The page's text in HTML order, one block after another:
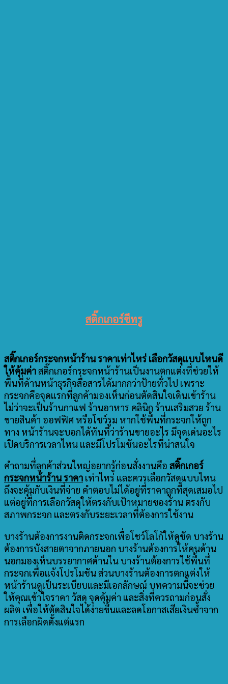
สติ๊กเกอร์ซีทรู
สติ๊กเกอร์กระจกหน้าร้าน ราคาเท่าไหร่ เลือกวัสดุแบบไหนดี
ให้คุ้มค่าสติ๊กเกอร์กระจกหน้าร้านเป็นงานตกแต่งที่ช่วยให้
พื้นที่ด้านหน้าธุรกิจสื่อสารได้มากกว่าป้ายทั่วไป เพราะ
กระจกคือจุดแรกที่ลูกค้ามองเห็นก่อนตัดสินใจเดินเข้าร้าน
ไม่ว่าจะเป็นร้านกาแฟ ร้านอาหาร คลินิก ร้านเสริมสวย ร้าน
ขายสินค้า ออฟฟิศ หรือโชว์รูม หากใช้พื้นที่กระจกให้ถูก
ทาง หน้าร้านจะบอกได้ทันทีว่าร้านขายอะไร มีจุดเด่นอะไร
เปิดบริการเวลาไหน และมีโปรโมชันอะไรที่น่าสนใจ
คำถามที่ลูกค้าส่วนใหญ่อยากรู้ก่อนสั่งงานคือ สติ๊กเกอร์
กระจกหน้าร้าน ราคา เท่าไหร่ และควรเลือกวัสดุแบบไหน
ถึงจะคุ้มกับเงินที่จ่าย คำตอบไม่ได้อยู่ที่ราคาถูกที่สุดเสมอไป
แต่อยู่ที่การเลือกวัสดุให้ตรงกับเป้าหมายของร้าน ตรงกับ
สภาพกระจก และตรงกับระยะเวลาที่ต้องการใช้งาน
บางร้านต้องการงานติดกระจกเพื่อโชว์โลโก้ให้ดูชัด บางร้าน
ต้องการบังสายตาจากภายนอก บางร้านต้องการให้คนด้าน
นอกมองเห็นบรรยากาศด้านใน บางร้านต้องการใช้พื้นที่
กระจกเพื่อแจ้งโปรโมชัน ส่วนบางร้านต้องการตกแต่งให้
หน้าร้านดูเป็นระเบียบและมีเอกลักษณ์ บทความนี้จะช่วย
ให้คุณเข้าใจราคา วัสดุ จุดคุ้มค่า และสิ่งที่ควรถามก่อนสั่ง
ผลิต เพื่อให้ตัดสินใจได้ง่ายขึ้นและลดโอกาสเสียเงินซ้ำจาก
การเลือกผิดตั้งแต่แรก